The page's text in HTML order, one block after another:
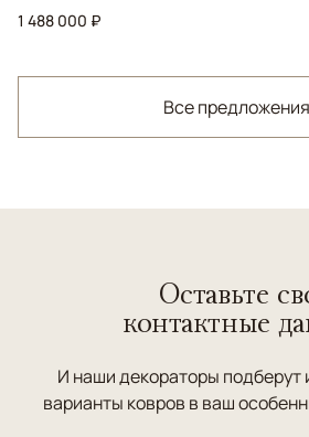
1 488 000 ₽
Все
Оставьте
контактные
И наши декораторы подберут
варианты ковров в ваш